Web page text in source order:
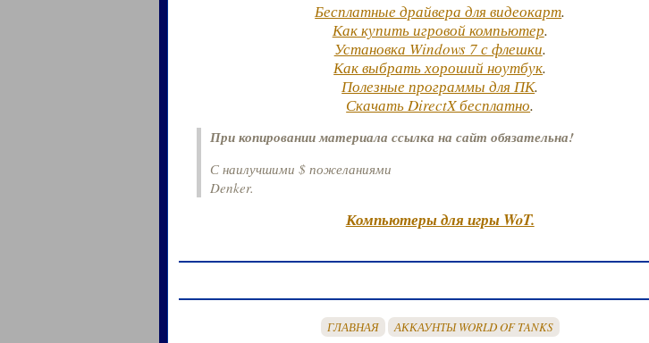
Бесплатные драйвера для видеокарт.
Как купить игровой компьютер.
Установка Windows 7 с флешки.
Как выбрать хороший ноутбук.
Полезные программы для ПК.
Скачать DirectX бесплатно.
При копировании материала ссылка на сайт обязательна!
С наилучшими $ пожеланиями
Denker.
Компьютеры для игры WoT.
ГЛАВНАЯ АККАУНТЫ WORLD OF TANKS